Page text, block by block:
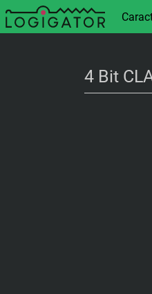
4 Bit